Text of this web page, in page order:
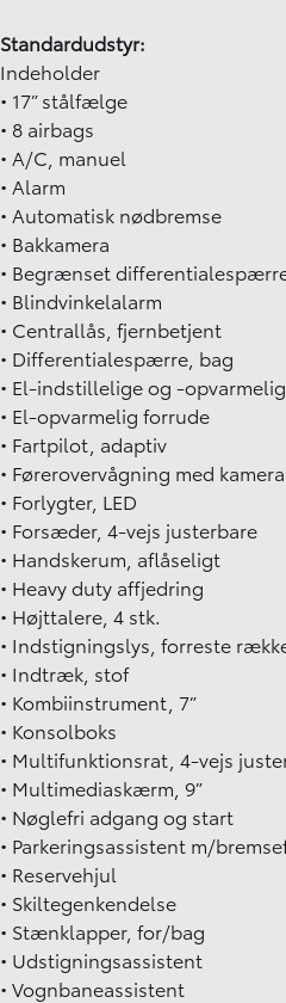
Standardudstyr:
Indeholder
• 17” stålfælge
• 8 airbags
• A/C, manuel
• Alarm
• Automatisk nødbremse
• Bakkamera
• Begrænset
• Blindvinkelalarm
• Centrallås, fjernbetjent
• Differentialespærre, bag
• El-indstillelige og -
• El-opvarmelig forrude
• Fartpilot, adaptiv
• Førerovervågning med kamera
• Forlygter, LED
• Forsæder, 4-vejs justerbare
• Handskerum, aflåseligt
• Heavy duty affjedring
• Højttalere, 4 stk.
• Indstigningslys, forreste
• Indtræk, stof
• Kombiinstrument, 7”
• Konsolboks
• Multifunktionsrat, 4-vejs
• Multimediaskærm, 9”
• Nøglefri adgang og start
• Parkeringsassistent m/
• Reservehjul
• Skiltegenkendelse
• Stænklapper, for/bag
• Udstigningsassistent
• Vognbaneassistent